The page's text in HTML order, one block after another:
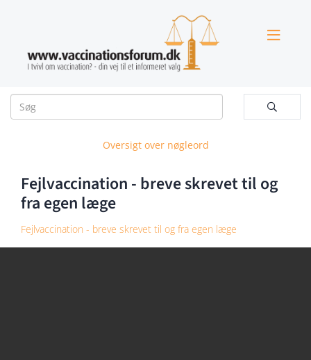


Oversigt over nøgleord
Fejlvaccination - breve skrevet til og
fra egen læge
Fejlvaccination - breve skrevet til og fra egen læge